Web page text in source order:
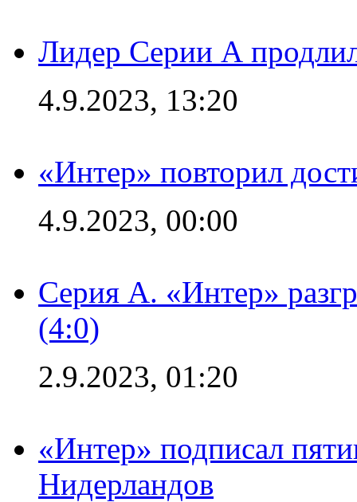
Лидер Серии А
4.9.2023, 13:20
«Интер» повторил
4.9.2023, 00:00
Серия А. «Интер»
(4:0)
2.9.2023, 01:20
«Интер» подписал
Нидерландов